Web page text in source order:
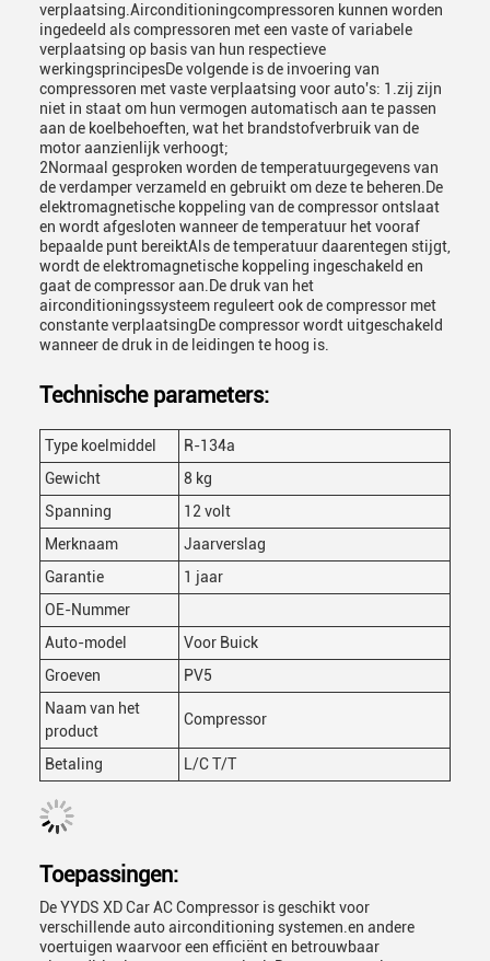
verplaatsing.Airconditioningcompressoren kunnen worden
ingedeeld als compressoren met een vaste of variabele
verplaatsing op basis van hun respectieve
werkingsprincipesDe volgende is de invoering van
compressoren met vaste verplaatsing voor auto's: 1.zij zijn
niet in staat om hun vermogen automatisch aan te passen
aan de koelbehoeften, wat het brandstofverbruik van de
motor aanzienlijk verhoogt;
2Normaal gesproken worden de temperatuurgegevens van
de verdamper verzameld en gebruikt om deze te beheren.De
elektromagnetische koppeling van de compressor ontslaat
en wordt afgesloten wanneer de temperatuur het vooraf
bepaalde punt bereiktAls de temperatuur daarentegen stijgt,
wordt de elektromagnetische koppeling ingeschakeld en
gaat de compressor aan.De druk van het
airconditioningssysteem reguleert ook de compressor met
constante verplaatsingDe compressor wordt uitgeschakeld
wanneer de druk in de leidingen te hoog is.
Technische parameters:
Type koelmiddel
R-134a
Gewicht
8 kg
Spanning
12 volt
Merknaam
Jaarverslag
Garantie
1 jaar
OE-Nummer
Auto-model
Voor Buick
Groeven
PV5
Naam van het
product
Compressor
Betaling L/C T/T
Toepassingen:
De YYDS XD Car AC Compressor is geschikt voor
verschillende auto airconditioning systemen.en andere
voertuigen waarvoor een efficiënt en betrouwbaar